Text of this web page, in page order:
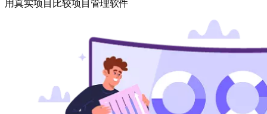
用真实项目比较项目管理软件